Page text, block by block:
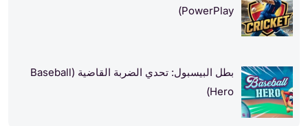
PowerPlay)
بطل البيسبول: تحدي الضربة القاضية (Baseball
Hero)